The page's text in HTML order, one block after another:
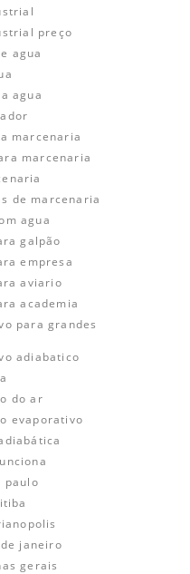
preço
agua
agua
marcenaria
marcenaria
de marcenaria
agua
galpão
empresa
aviario
academia
para grandes
adiabatico
do ar
evaporativo
paulo
janeiro
gerais